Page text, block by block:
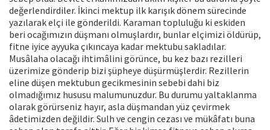
değerlendirdiler. İkinci mektup ilk karışık dönem sürecinde
yazılarak elçi ile gönderildi. Karaman topluluğu ki eskiden
beri ocağımızın düşmanı olmuşlardır, bunlar elçimizi öldürüp,
fitne iyice ayyuka çıkıncaya kadar mektubu sakladılar.
Musâlaha olacağı ihtimâlini görünce, bu kez bazı rezilleri
üzerimize gönderip bizi şüpheye düşürmüşlerdir. Rezillerin
eline düşen mektubun gecikmesinin sebebi dahi biz
olmadığımız hususu malumunuzdur. Bu durumu yaltaklanma
olarak görürseniz hayır, asla düşmandan yüz çevirmek
âdetimizden değildir. Sulh ve cengin cezası ve mükâfatı buna